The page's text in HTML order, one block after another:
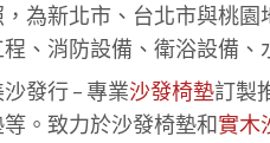
為新北市、台北市與桃
、消防設備、衛浴設備、
沙發行 – 專業沙發椅墊訂製
。致力於沙發椅墊和實木